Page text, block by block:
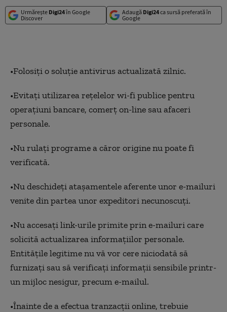
Urmărește Digi24în Google
Discover
Adaugă Digi24ca sursă preferată în
Google
•Folosiți o soluţie antivirus actualizată zilnic.
•Evitați utilizarea reţelelor wi-fi publice pentru
operaţiuni bancare, comerţ on-line sau afaceri
personale.
•Nu rulați programe a căror origine nu poate fi
verificată.
•Nu deschideți ataşamentele aferente unor e-mailuri
venite din partea unor expeditori necunoscuţi.
•Nu accesați link-urile primite prin e-mailuri care
solicită actualizarea informaţiilor personale.
Entităţile legitime nu vă vor cere niciodată să
furnizați sau să verificați informaţii sensibile printr-
un mijloc nesigur, precum e-mailul.
•Înainte de a efectua tranzacții online, trebuie